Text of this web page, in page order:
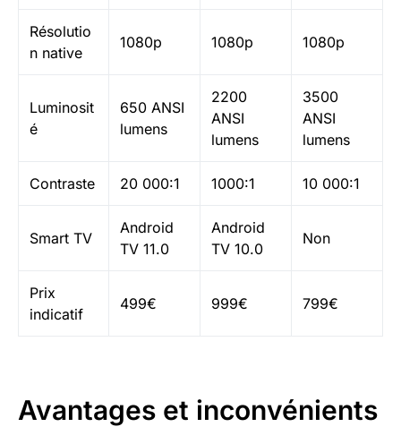
Résolutio
n native
1080p 1080p 1080p
Luminosit
é
650 ANSI
lumens
2200
ANSI
lumens
3500
ANSI
lumens
Contraste 20 000:1 1000:1 10 000:1
Smart TV
Android
TV 11.0
Android
TV 10.0
Non
Prix
indicatif
499€ 999€ 799€
Avantages et inconvénients